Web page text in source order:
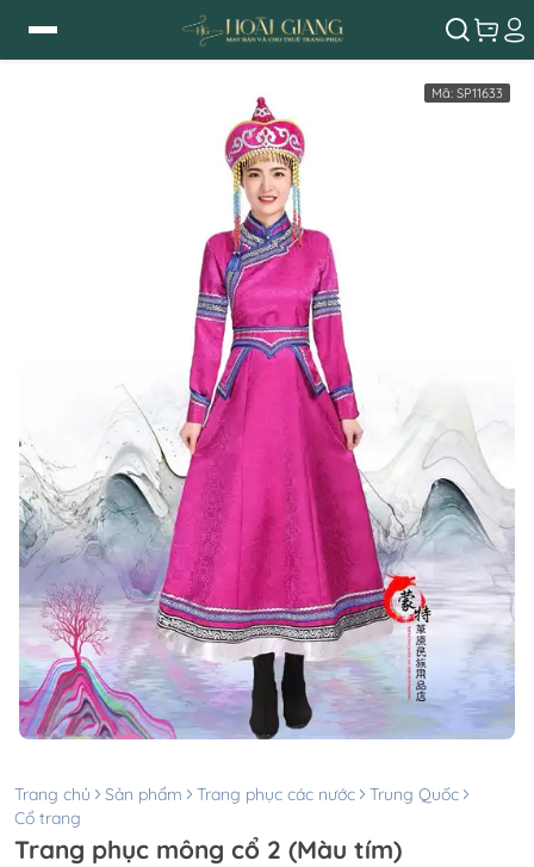
Mã: SP11633
Trang chủ Sản phẩm Trang phục các nước
Trung Quốc
Cổ trang
Trang phục mông cổ 2 (Màu tím)